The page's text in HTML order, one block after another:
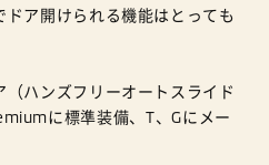
ア開けられる機能はとっても
ハンズフリーオートスライド
に標準装備、T、Gにメー